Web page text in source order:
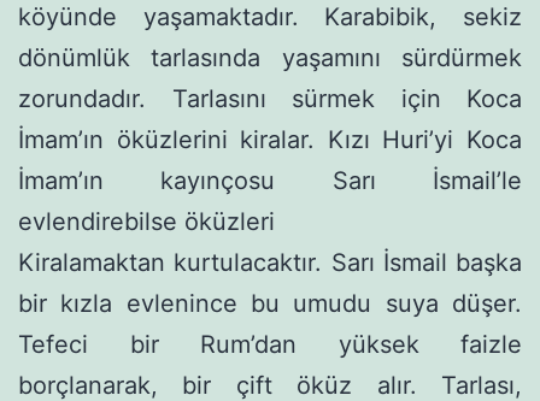
köyünde yaşamaktadır. Karabibik, sekiz
dönümlük tarlasında yaşamını sürdürmek
zorundadır. Tarlasını sürmek için Koca
İmam’ın öküzlerini kiralar. Kızı Huri’yi Koca
İmam’ın kayınçosu Sarı İsmail’le
evlendirebilse öküzleri
Kiralamaktan kurtulacaktır. Sarı İsmail başka
bir kızla evlenince bu umudu suya düşer.
Tefeci bir Rum’dan yüksek faizle
borçlanarak, bir çift öküz alır. Tarlası,